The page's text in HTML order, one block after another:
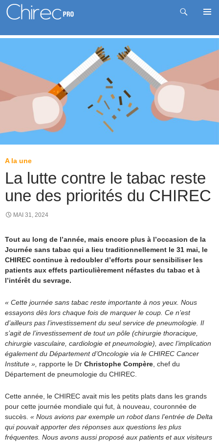
Recherche
contenu
A la une
La lutte contre le tabac reste
une des priorités du CHIREC
MAI 31, 2024
Tout au long de l’année, mais encore plus à l’occasion de la
Journée sans tabac qui a lieu traditionnellement le 31 mai, le
CHIREC continue à redoubler d’efforts pour sensibiliser les
patients aux effets particulièrement néfastes du tabac et à
l’intérêt du sevrage.
« Cette journée sans tabac reste importante à nos yeux. Nous
essayons dès lors chaque fois de marquer le coup. Ce n’est
d’ailleurs pas l’investissement du seul service de pneumologie. Il
s’agit de l’investissement de tout un pôle (chirurgie thoracique,
chirurgie vasculaire, cardiologie et pneumologie), avec l’implication
également du Département d’Oncologie via le CHIREC Cancer
Institute », rapporte le Dr Christophe Compère , chef du
Département de pneumologie du CHIREC.
Cette année, le CHIREC avait mis les petits plats dans les grands
pour cette journée mondiale qui fut, à nouveau, couronnée de
succès. « Nous avions par exemple un robot dans l’entrée de Delta
qui pouvait apporter des réponses aux questions les plus
fréquentes. Nous avons aussi proposé aux patients et aux visiteurs